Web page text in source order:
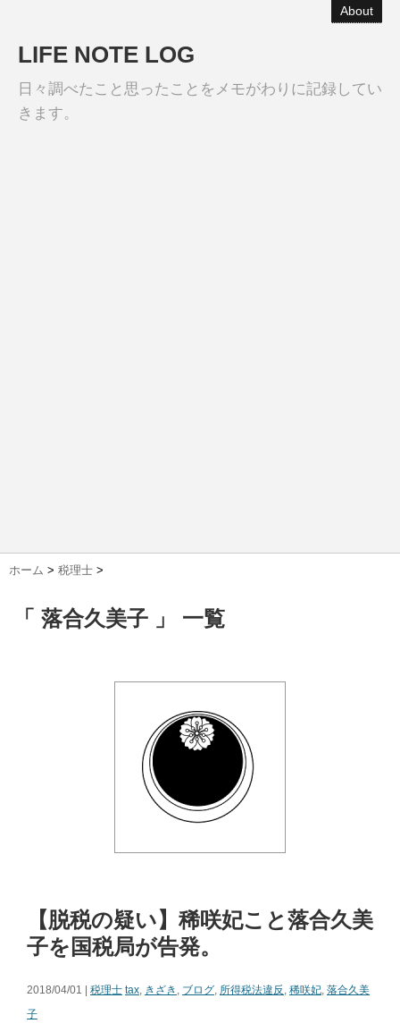
About
LIFE NOTE LOG
日々調べたこと思ったことをメモがわりに記録してい
きます。
ホーム > 税理士 >
「 落合久美子 」 一覧
【脱税の疑い】稀咲妃こと落合久美
子を国税局が告発。
2018/04/01 | 税理士 tax, きざき , ブログ, 所得税法違反 , 稀咲妃, 落合久美
子